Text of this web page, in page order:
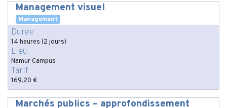
Management visuel
Management
Durée
14 heures (2 jours)
Lieu
Namur Campus
Tarif
169,20 €
Marchés publics – approfondissement